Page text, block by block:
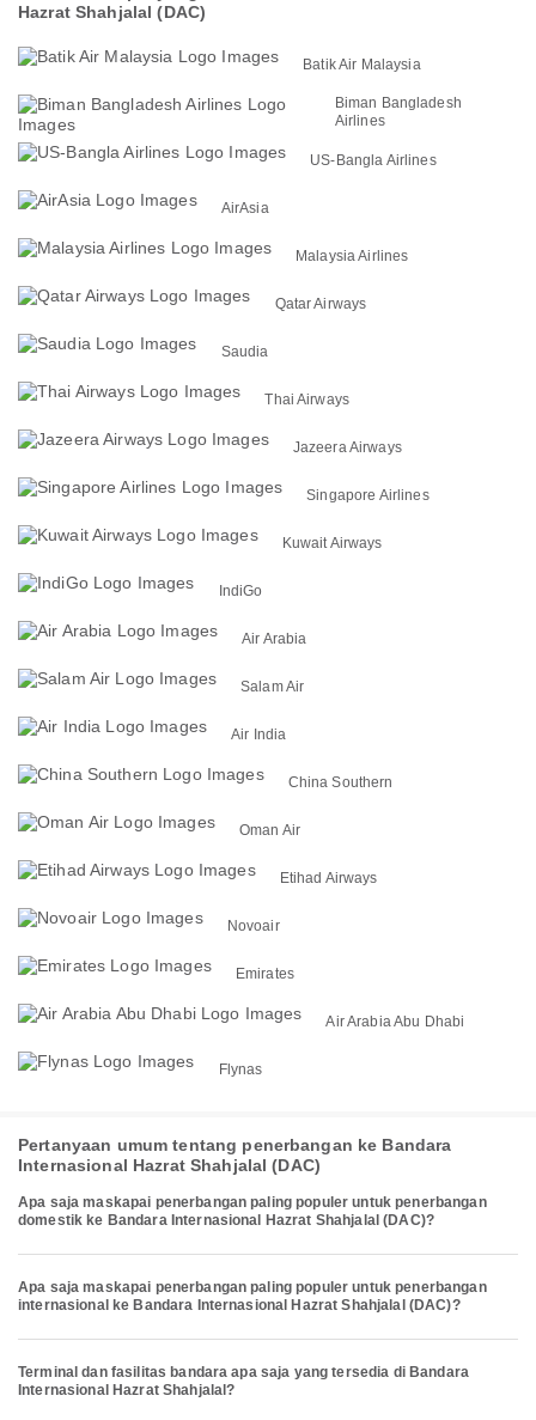
Hazrat Shahjalal (DAC)
Batik Air Malaysia
Biman Bangladesh
Airlines
US-Bangla Airlines
AirAsia
Malaysia Airlines
Qatar Airways
Saudia
Thai Airways
Jazeera Airways
Singapore Airlines
Kuwait Airways
IndiGo
Air Arabia
Salam Air
Air India
China Southern
Oman Air
Etihad Airways
Novoair
Emirates
Air Arabia Abu Dhabi
Flynas
Pertanyaan umum tentang penerbangan ke Bandara
Internasional Hazrat Shahjalal (DAC)
Apa saja maskapai penerbangan paling populer untuk penerbangan
domestik ke Bandara Internasional Hazrat Shahjalal (DAC)?
Apa saja maskapai penerbangan paling populer untuk penerbangan
internasional ke Bandara Internasional Hazrat Shahjalal (DAC)?
Terminal dan fasilitas bandara apa saja yang tersedia di Bandara
Internasional Hazrat Shahjalal?